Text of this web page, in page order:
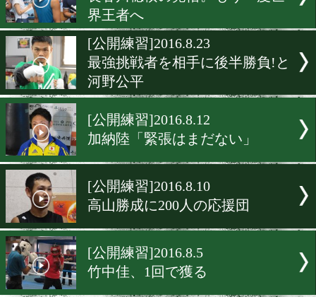
宮崎亮「100%以上」
[公開練習]2016.8.24
自分が王者だと田口良一
[公開練習]2016.8.23
長谷川穂積の覚悟。もう一
界王者へ
[公開練習]2016.8.23
最強挑戦者を相手に後半
河野公平